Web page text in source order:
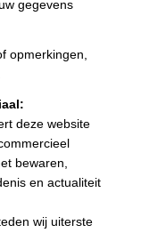
gegevens
opmerkingen,
deze website
bewaren,
en actualiteit
wij uiterste